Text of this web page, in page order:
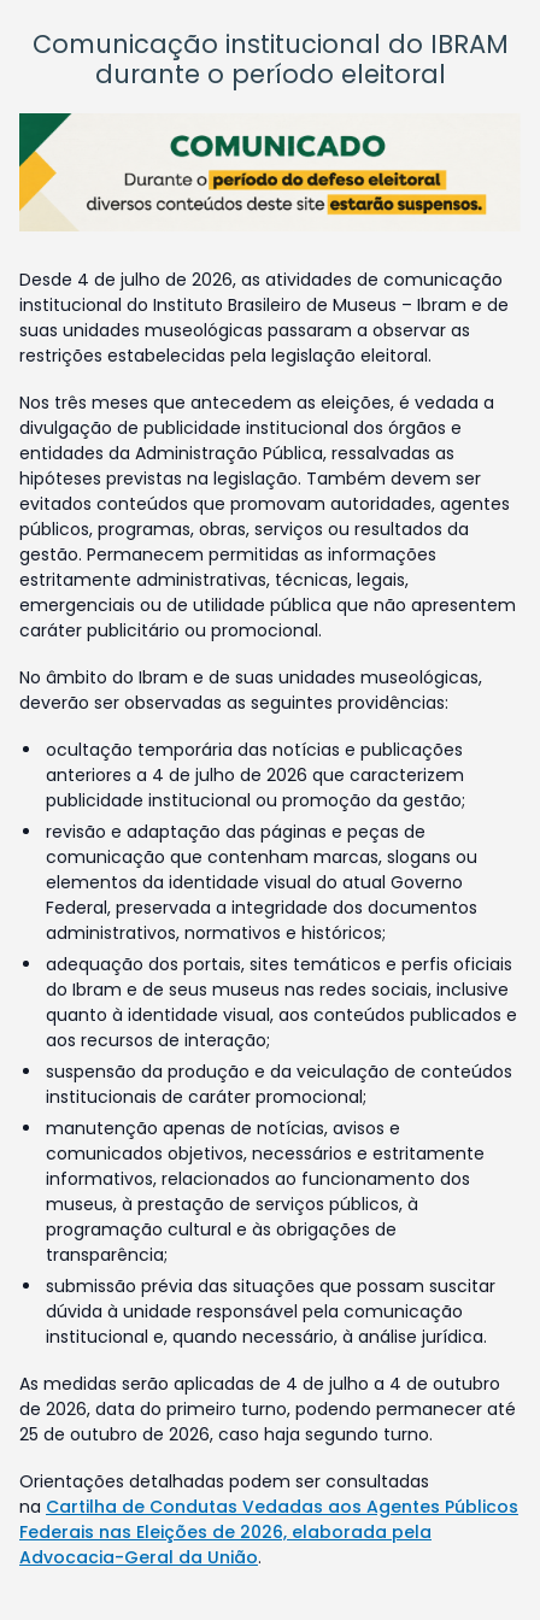
Comunicação institucional do IBRAM
durante o período eleitoral
Desde 4 de julho de 2026, as atividades de comunicação
institucional do Instituto Brasileiro de Museus – Ibram e de
suas unidades museológicas passaram a observar as
restrições estabelecidas pela legislação eleitoral.
Nos três meses que antecedem as eleições, é vedada a
divulgação de publicidade institucional dos órgãos e
entidades da Administração Pública, ressalvadas as
hipóteses previstas na legislação. Também devem ser
evitados conteúdos que promovam autoridades, agentes
públicos, programas, obras, serviços ou resultados da
gestão. Permanecem permitidas as informações
estritamente administrativas, técnicas, legais,
emergenciais ou de utilidade pública que não apresentem
caráter publicitário ou promocional.
No âmbito do Ibram e de suas unidades museológicas,
deverão ser observadas as seguintes providências:
ocultação temporária das notícias e publicações
anteriores a 4 de julho de 2026 que caracterizem
publicidade institucional ou promoção da gestão;
revisão e adaptação das páginas e peças de
comunicação que contenham marcas, slogans ou
elementos da identidade visual do atual Governo
Federal, preservada a integridade dos documentos
administrativos, normativos e históricos;
adequação dos portais, sites temáticos e perfis oficiais
do Ibram e de seus museus nas redes sociais, inclusive
quanto à identidade visual, aos conteúdos publicados e
aos recursos de interação;
suspensão da produção e da veiculação de conteúdos
institucionais de caráter promocional;
manutenção apenas de notícias, avisos e
comunicados objetivos, necessários e estritamente
informativos, relacionados ao funcionamento dos
museus, à prestação de serviços públicos, à
programação cultural e às obrigações de
transparência;
submissão prévia das situações que possam suscitar
dúvida à unidade responsável pela comunicação
institucional e, quando necessário, à análise jurídica.
As medidas serão aplicadas de 4 de julho a 4 de outubro
de 2026, data do primeiro turno, podendo permanecer até
25 de outubro de 2026, caso haja segundo turno.
Orientações detalhadas podem ser consultadas
na Cartilha de Condutas Vedadas aos Agentes Públicos
Federais nas Eleições de 2026, elaborada pela
Advocacia-Geral da União.